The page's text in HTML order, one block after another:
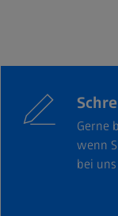
Gerne
wenn
bei